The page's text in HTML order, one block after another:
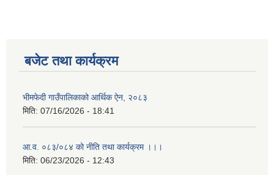
बजेट तथा कार्यक्रम
भीमफेदी गाउँपालिकाको आर्थिक ऐन, २०८३
मिति: 07/16/2026 - 18:41
आ.व. ०८३/०८४ को नीति तथा कार्यक्रम ।।।
मिति: 06/23/2026 - 12:43